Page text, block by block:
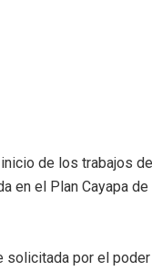
de los trabajos
en el Plan Cayapa
por el